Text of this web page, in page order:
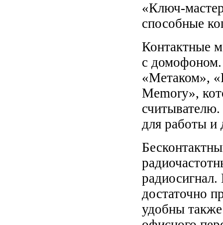
«Ключ-
способные
Контактные
с
«Метаком»,
Memory»,
для работы и
достаточно
удобны